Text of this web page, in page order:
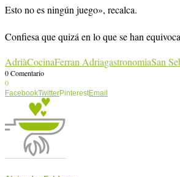
Esto no es ningún juego», recalca.
Confiesa que quizá en lo que se han
AdriàCocinaFerran AdriagastronomiaSan
0 Comentario
0
FacebookTwitterPinterestEmail